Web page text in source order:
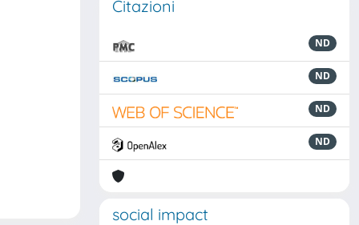
Citazioni
ND
ND
ND
ND
social impact